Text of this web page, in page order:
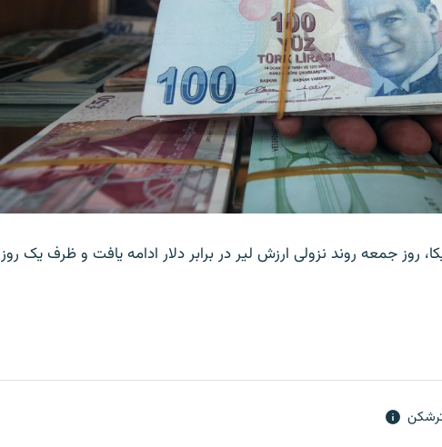
روز جمعه روند نزولی ارزش لیر در برابر دلار ادامه یافت و ظرف یک روز